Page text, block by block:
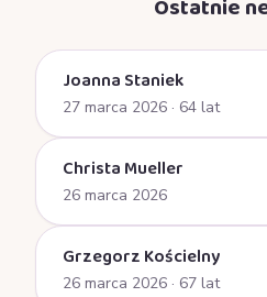
Ostatnie
Joanna Staniek
27 marca 2026 · 64 lat
Christa Mueller
26 marca 2026
Grzegorz Kościelny
26 marca 2026 · 67 lat